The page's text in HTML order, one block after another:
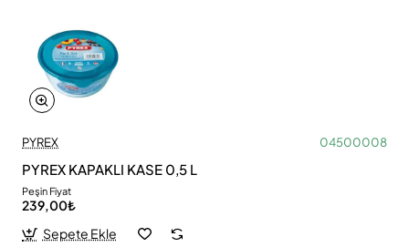
PYREX 04500008
PYREX KAPAKLI KASE 0,5 L
Peşin Fiyat
239,00₺
Sepete Ekle